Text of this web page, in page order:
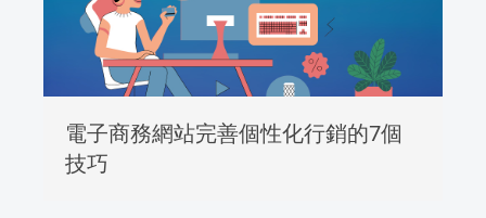
電子商務網站完善個性化行銷的7個
技巧